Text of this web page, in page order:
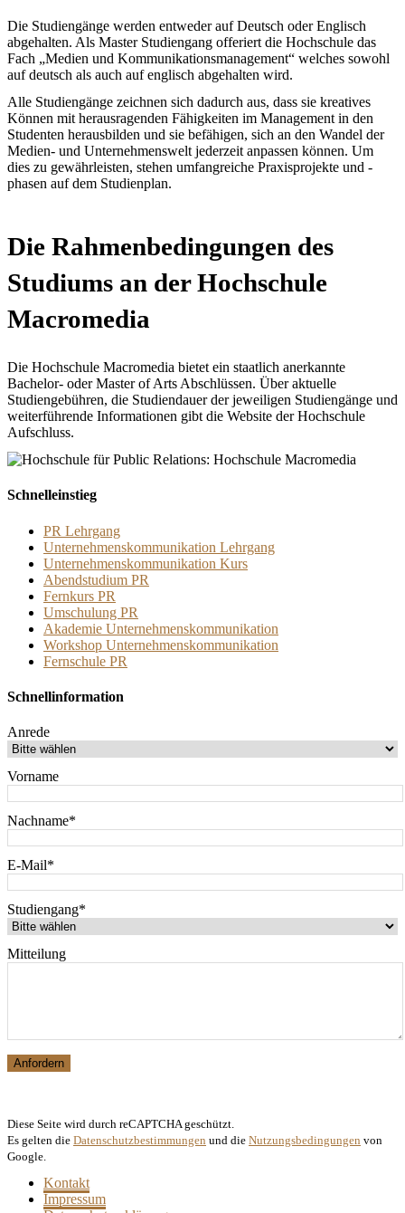
Die Studiengänge werden entweder auf Deutsch oder Englisch
abgehalten. Als Master Studiengang offeriert die Hochschule das
Fach „Medien und Kommunikationsmanagement“ welches sowohl
auf deutsch als auch auf englisch abgehalten wird.
Alle Studiengänge zeichnen sich dadurch aus, dass sie kreatives
Können mit herausragenden Fähigkeiten im Management in den
Studenten herausbilden und sie befähigen, sich an den Wandel der
Medien- und Unternehmenswelt jederzeit anpassen können. Um
dies zu gewährleisten, stehen umfangreiche Praxisprojekte und -
phasen auf dem Studienplan.
Die Rahmenbedingungen des
Studiums an der Hochschule
Macromedia
Die Hochschule Macromedia bietet ein staatlich anerkannte
Bachelor- oder Master of Arts Abschlüssen. Über aktuelle
Studiengebühren, die Studiendauer der jeweiligen Studiengänge und
weiterführende Informationen gibt die Website der Hochschule
Aufschluss.
Schnelleinstieg
PR Lehrgang
Unternehmenskommunikation Lehrgang
Unternehmenskommunikation Kurs
Abendstudium PR
Fernkurs PR
Umschulung PR
Akademie Unternehmenskommunikation
Workshop Unternehmenskommunikation
Fernschule PR
Schnellinformation
Anrede
Vorname
Nachname*
E-Mail*
Studiengang*
Mitteilung
Diese Seite wird durch reCAPTCHA geschützt.
Es gelten die Datenschutzbestimmungen und die Nutzungsbedingungen von
Google.
Kontakt
Impressum